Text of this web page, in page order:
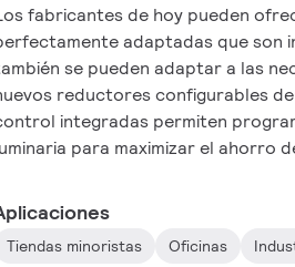
fabricantes de hoy pueden
adaptadas que son
se pueden adaptar a las
reductores configurables
integradas permiten
para maximizar el ahorro
que permite a los usuarios
funciones en cada controlador
combinación perfecta para la
Tiendas minoristas Oficinas